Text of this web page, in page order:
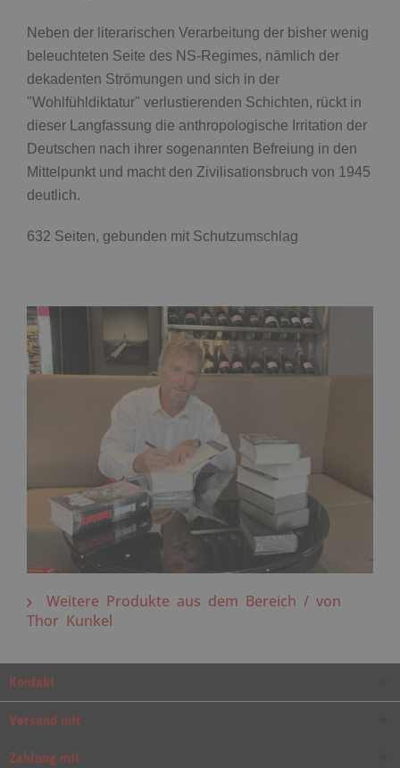
Neben der literarischen Verarbeitung der bisher wenig
beleuchteten Seite des NS-Regimes, nämlich der
dekadenten Strömungen und sich in der
"Wohlfühldiktatur" verlustierenden Schichten, rückt in
dieser Langfassung die anthropologische Irritation der
Deutschen nach ihrer sogenannten Befreiung in den
Mittelpunkt und macht den Zivilisationsbruch von 1945
deutlich.
632 Seiten, gebunden mit Schutzumschlag
Weitere Produkte aus dem Bereich / von
Thor Kunkel
Kontakt
Versand mit
Zahlung mit